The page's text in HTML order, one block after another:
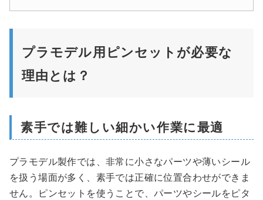
プラモデル用ピンセットが必要な
理由とは？
素手では難しい細かい作業に最適
プラモデル製作では、非常に小さなパーツや薄いシール
を扱う場面が多く、素手では正確に位置合わせができま
せん。ピンセットを使うことで、パーツやシールをピタ